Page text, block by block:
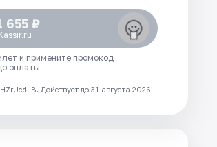
655 ₽
и примените промокод
оплаты
Действует до 31 августа 2026